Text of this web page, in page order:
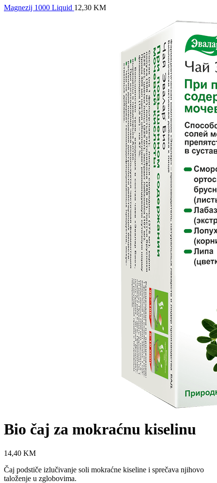
Magnezij 1000 Liquid 12,30 KM
Bio čaj za mokraćnu kiselinu
14,40 KM
Čaj podstiče izlučivanje soli mokraćne kiseline i sprečava njihovo
taloženje u zglobovima.